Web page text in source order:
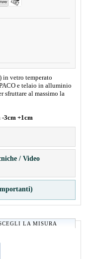
in vetro temperato
e telaio in alluminio
sfruttare al massimo la
3cm +1cm
/ Video
LA MISURA